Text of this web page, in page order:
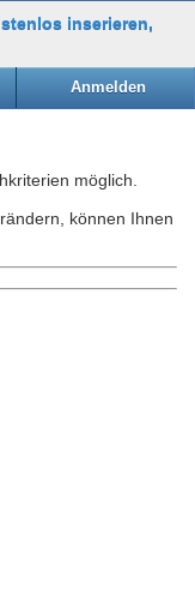
Anmelden
möglich.
können Ihnen